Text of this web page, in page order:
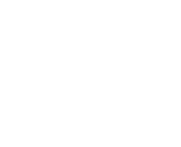
pour le moment.)
pour le moment.)
disponible pour le moment.)
pas disponible pour le moment.)